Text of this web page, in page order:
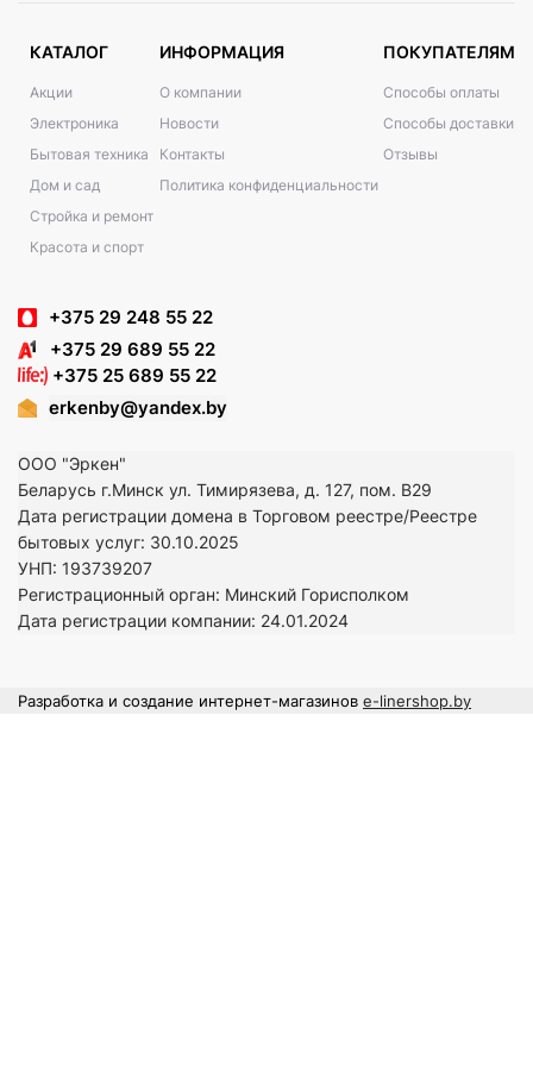
КАТАЛОГ
Акции
Электроника
Бытовая техника
Дом и сад
Стройка и ремонт
Красота и спорт
ИНФОРМАЦИЯ
О компании
Новости
Контакты
Политика конфиденциальности
ПОКУПАТЕЛЯМ
Способы оплаты
Способы доставки
Отзывы
+375 29 248 55 22
+375 29 689 55 22
+375 25 689 55 22
erkenby@yandex.by
ООО "Эркен"
Беларусь г.Минск ул. Тимирязева, д. 127, пом. В29
Дата регистрации домена в Торговом реестре/Реестре
бытовых услуг: 30.10.2025
УНП: 193739207
Регистрационный орган: Минский Горисполком
Дата регистрации компании: 24.01.2024
Разработка и создание интернет-магазинов e-linershop.by